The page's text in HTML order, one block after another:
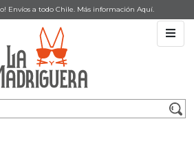
Envíos a todo Chile. Más información Aquí.